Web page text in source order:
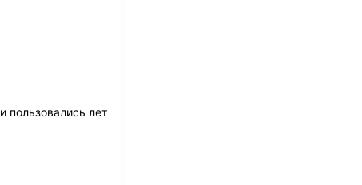
пользовались лет